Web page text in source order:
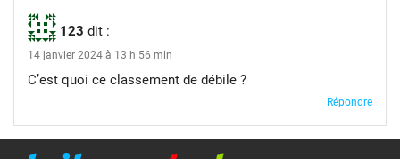
123 dit :
14 janvier 2024 à 13 h 56 min
C’est quoi ce classement de débile ?
Répondre